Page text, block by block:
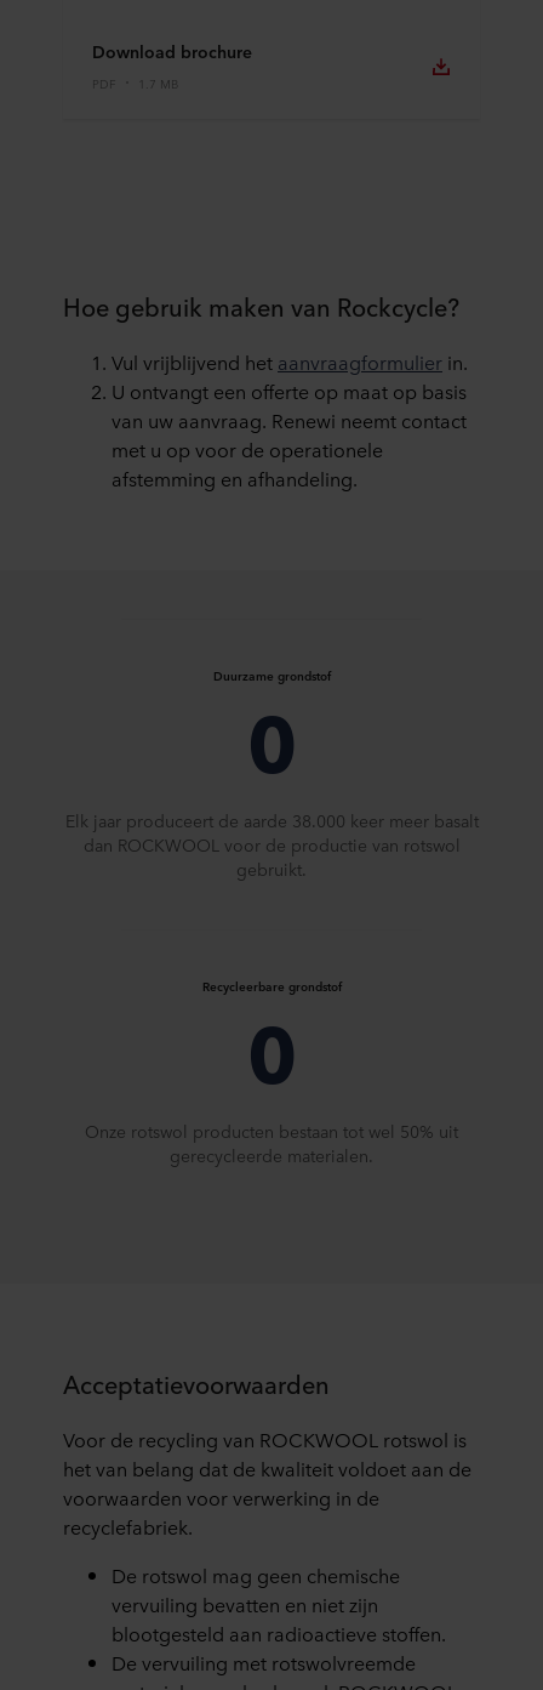
Download brochure
PDF 1.7 MB
Hoe gebruik maken van Rockcycle?
Vul vrijblijvend het aanvraagformulier in.
U ontvangt een offerte op maat op basis
van uw aanvraag. Renewi neemt contact
met u op voor de operationele
afstemming en afhandeling.
Duurzame grondstof
0
Elk jaar produceert de aarde 38.000 keer meer basalt
dan ROCKWOOL voor de productie van rotswol
gebruikt.
Recycleerbare grondstof
0
Onze rotswol producten bestaan tot wel 50% uit
gerecycleerde materialen.
Acceptatievoorwaarden
Voor de recycling van ROCKWOOL rotswol is
het van belang dat de kwaliteit voldoet aan de
voorwaarden voor verwerking in de
recyclefabriek.
De rotswol mag geen chemische
vervuiling bevatten en niet zijn
blootgesteld aan radioactieve stoffen.
De vervuiling met rotswolvreemde